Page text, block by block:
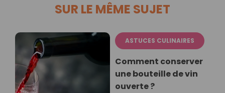
SUR LE MÊME SUJET
ASTUCES CULINAIRES
Comment conserver
une bouteille de vin
ouverte ?